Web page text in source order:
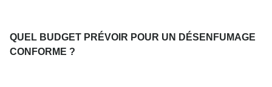
QUEL BUDGET PRÉVOIR POUR UN DÉSENFUMAGE
CONFORME ?